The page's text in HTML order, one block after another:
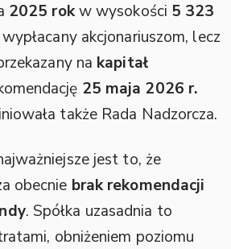
2025 rokw wysokości 5 323
akcjonariuszom, lecz
na kapitał
25 maja 2026 r.
także Rada Nadzorcza.
jest to, że
obecnie brak rekomendacji
. Spółka uzasadnia to
obniżeniem poziomu